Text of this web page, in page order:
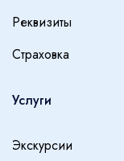
Реквизиты
Страховка
Услуги
Экскурсии